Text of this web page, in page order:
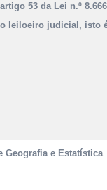
artigo 53 da Lei n.º
o leiloeiro judicial, isto
Geografia e Estatística